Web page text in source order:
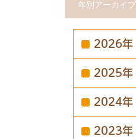
年別アーカイブ
2026年
2025年
2024年
2023年